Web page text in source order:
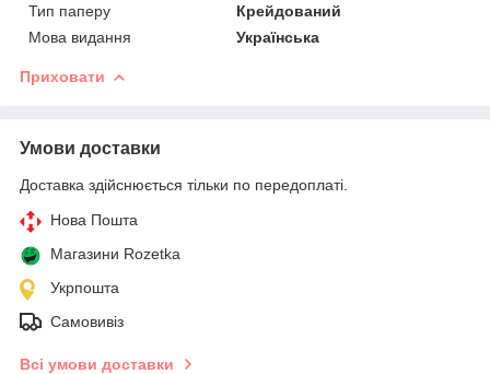
Тип паперу
Крейдований
Мова видання
Українська
Приховати
Умови доставки
Доставка здійснюється тільки по передоплаті.
Нова Пошта
Магазини Rozetka
Укрпошта
Самовивіз
Всі умови доставки